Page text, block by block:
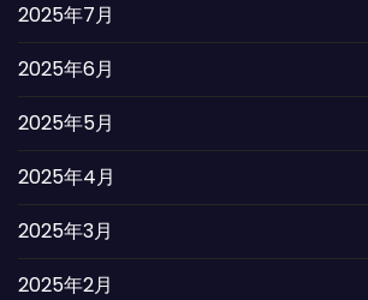
2025年7月
2025年6月
2025年5月
2025年4月
2025年3月
2025年2月